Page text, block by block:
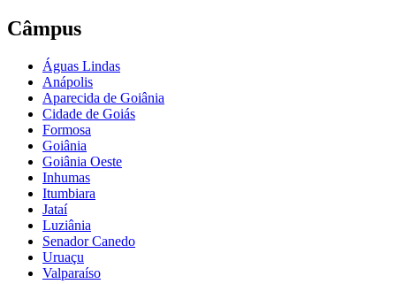
Câmpus
Águas Lindas
Anápolis
Aparecida de Goiânia
Cidade de Goiás
Formosa
Goiânia
Goiânia Oeste
Inhumas
Itumbiara
Jataí
Luziânia
Senador Canedo
Uruaçu
Valparaíso